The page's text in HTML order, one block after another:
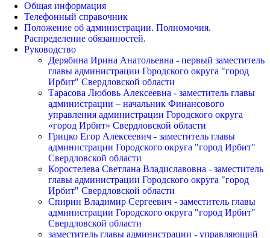
Общая информация
Телефонный справочник
Положение об администрации. Полномочия.
Распределение обязанностей.
Руководство
Дерябина Ирина Анатольевна - первый заместитель
главы администрации Городского округа "город
Ирбит" Свердловской области
Тарасова Любовь Алексеевна - заместитель главы
администрации – начальник Финансового
управления администрации Городского округа
«город Ирбит» Свердловской области
Грицко Егор Алексеевич - заместитель главы
администрации Городского округа "город Ирбит"
Свердловской области
Коростелева Светлана Владиславовна - заместитель
главы администрации Городского округа "город
Ирбит" Свердловской области
Спирин Владимир Сергеевич - заместитель главы
администрации Городского округа "город Ирбит"
Свердловской области
заместитель главы администрации - управляющий